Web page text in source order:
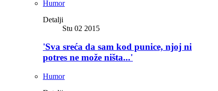
Humor
Detalji
Stu 02 2015
'Sva sreća da sam kod punice, njoj ni
potres ne može ništa...'
Humor